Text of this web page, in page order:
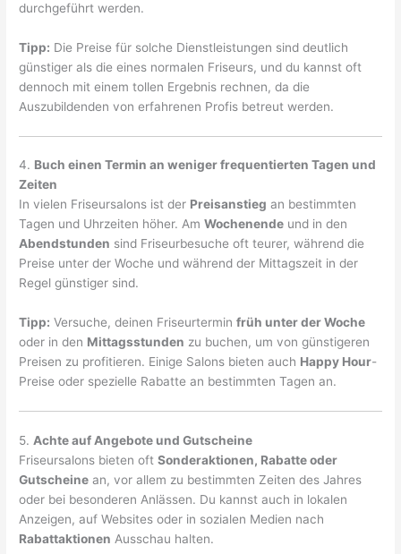
durchgeführt werden.
Tipp: Die Preise für solche Dienstleistungen sind deutlich
günstiger als die eines normalen Friseurs, und du kannst oft
dennoch mit einem tollen Ergebnis rechnen, da die
Auszubildenden von erfahrenen Profis betreut werden.
4. Buch einen Termin an weniger frequentierten Tagen und
Zeiten
In vielen Friseursalons ist der Preisanstieg an bestimmten
Tagen und Uhrzeiten höher. AmWochenende und in den
Abendstunden sind Friseurbesuche oft teurer, während die
Preise unter der Woche und während der Mittagszeit in der
Regel günstiger sind.
Tipp: Versuche, deinen Friseurterminfrüh unter der Woche
oder in den Mittagsstunden zu buchen, um von günstigeren
Preisen zu profitieren. Einige Salons bieten auch Happy Hour-
Preise oder spezielle Rabatte an bestimmten Tagen an.
5. Achte auf Angebote und Gutscheine
Friseursalons bieten oftSonderaktionen, Rabatte oder
Gutscheine an, vor allem zu bestimmten Zeiten des Jahres
oder bei besonderen Anlässen. Du kannst auch in lokalen
Anzeigen, auf Websites oder in sozialen Medien nach
Rabattaktionen Ausschau halten.